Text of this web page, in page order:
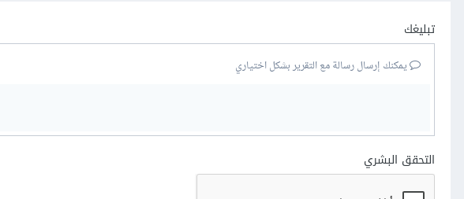
تبليغك
يمكنك إرسال رسالة مع التقرير بشكل اختياري
التحقق البشري